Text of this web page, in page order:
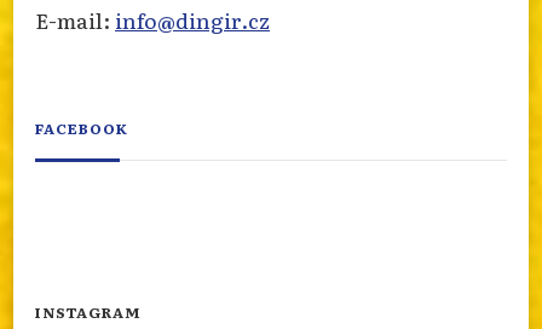
E-mail: info@dingir.cz
FACEBOOK
INSTAGRAM